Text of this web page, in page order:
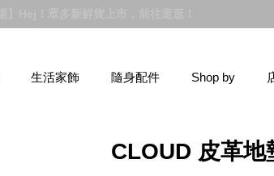
生活家飾 隨身配件 Shop by
CLOUD 皮革地